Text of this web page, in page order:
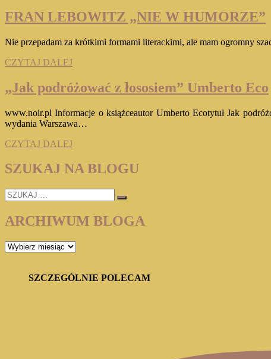
FRAN LEBOWITZ „NIE W HUMORZE”
Nie przepadam za krótkimi formami literackimi, ale mam ogromny
CZYTAJ DALEJFRAN
„NIE
W
„Jak podróżować z łososiem” Umberto Eco
www.noir.pl Informacje o książceautor Umberto Ecotytuł Jak
wydania Warszawa…
CZYTAJ DALEJ„Jak
z
łososiem”
SZUKAJ NA BLOGU
SZUKAJ
…
ARCHIWUM BLOGA
ARCHIWUM
SZCZEGÓLNIE POLECAM